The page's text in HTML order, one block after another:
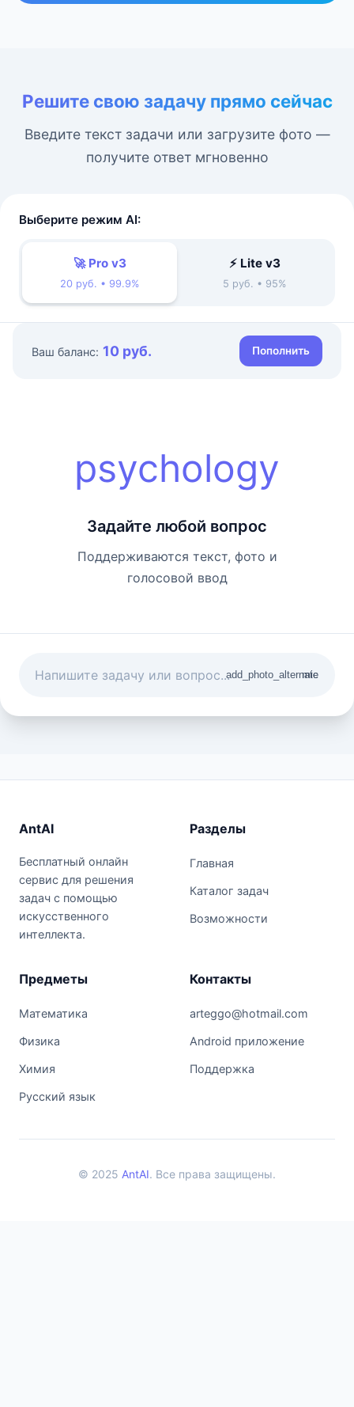
Решите свою задачу прямо сейчас
Введите текст задачи или загрузите фото —
получите ответ мгновенно
Выберите режим AI:
🚀 Pro v3
20 руб. • 99.9%
⚡ Lite v3
5 руб. • 95%
Ваш баланс: 10 руб. Пополнить
psychology
Задайте любой вопрос
Поддерживаются текст, фото и
голосовой ввод
add_photo_alternate
mic
AntAI
Бесплатный онлайн
сервис для решения
задач с помощью
искусственного
интеллекта.
Разделы
Главная
Каталог задач
Возможности
Предметы
Математика
Физика
Химия
Русский язык
Контакты
arteggo@hotmail.com
Android приложение
Поддержка
© 2025 AntAI. Все права защищены.